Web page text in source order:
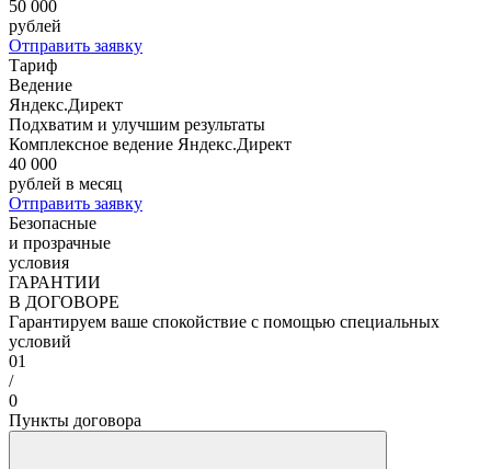
50 000
рублей
Отправить заявку
Тариф
Ведение
Яндекс.Директ
Подхватим и улучшим результаты
Комплексное ведение Яндекс.Директ
40 000
рублей в месяц
Отправить заявку
Безопасные
и прозрачные
условия
ГАРАНТИИ
В ДОГОВОРЕ
Гарантируем ваше спокойствие с помощью специальных
условий
01
/
0
Пункты договора